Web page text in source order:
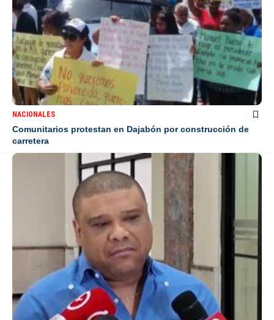
NACIONALES
Comunitarios protestan en Dajabón por construcción de
carretera